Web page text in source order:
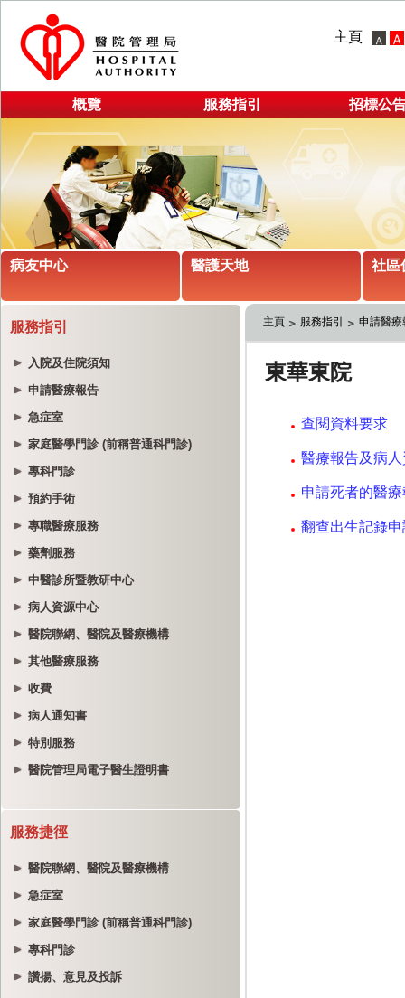
主頁
概覽 服務指引 招標公
病友中心 醫護天地 社區
服務指引
入院及住院須知
申請醫療報告
急症室
家庭醫學門診 (前稱普通科門診)
專科門診
預約手術
專職醫療服務
藥劑服務
中醫診所暨教研中心
病人資源中心
醫院聯網、醫院及醫療機構
其他醫療服務
收費
病人通知書
特別服務
醫院管理局電子醫生證明書
服務捷徑
醫院聯網、醫院及醫療機構
急症室
家庭醫學門診 (前稱普通科門診)
專科門診
讚揚、意見及投訴
主頁 服務指引 申請醫療